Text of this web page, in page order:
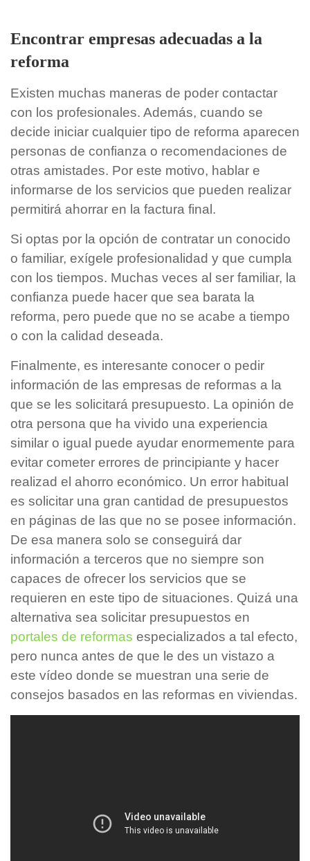
Encontrar empresas adecuadas a la
reforma
Existen muchas maneras de poder contactar
con los profesionales. Además, cuando se
decide iniciar cualquier tipo de reforma aparecen
personas de confianza o recomendaciones de
otras amistades. Por este motivo, hablar e
informarse de los servicios que pueden realizar
permitirá ahorrar en la factura final.
Si optas por la opción de contratar un conocido
o familiar, exígele profesionalidad y que cumpla
con los tiempos. Muchas veces al ser familiar, la
confianza puede hacer que sea barata la
reforma, pero puede que no se acabe a tiempo
o con la calidad deseada.
Finalmente, es interesante conocer o pedir
información de las empresas de reformas a la
que se les solicitará presupuesto. La opinión de
otra persona que ha vivido una experiencia
similar o igual puede ayudar enormemente para
evitar cometer errores de principiante y hacer
realizad el ahorro económico. Un error habitual
es solicitar una gran cantidad de presupuestos
en páginas de las que no se posee información.
De esa manera solo se conseguirá dar
información a terceros que no siempre son
capaces de ofrecer los servicios que se
requieren en este tipo de situaciones. Quizá una
alternativa sea solicitar presupuestos en
portales de reformas especializados a tal efecto,
pero nunca antes de que le des un vistazo a
este vídeo donde se muestran una serie de
consejos basados en las reformas en viviendas.